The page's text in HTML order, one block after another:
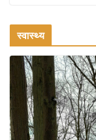
July 31, 2026
स्वास्थ्य